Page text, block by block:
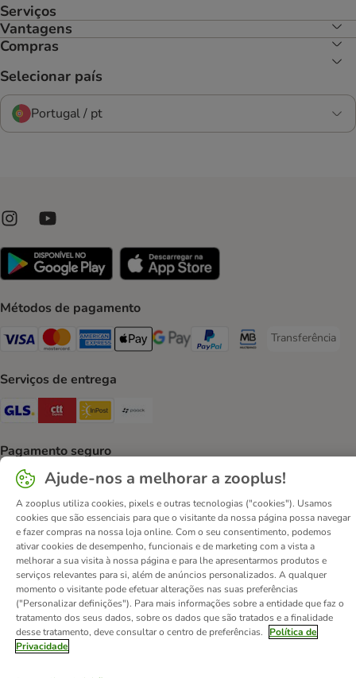
Serviços
Vantagens
Compras
Selecionar país
Portugal / pt
Métodos de pagamento
Visa Payment Method
Mastercard Payment Method
American Express Payment Method
Apple Pay Payment Method
Google Pay Payment Method
PayPal Payment Method
Multibanco Payment
Transferência
Transferência
Serviços de entrega
GLS Shipping Method
CTTExpress Shipping Method
Pagamento seguro
Security Security Security
Contactos Custos de envio
Aviso legal
Condições gerais de utilização
Formulário de retratação
Métodos de pagamento
Quem somos DSA
Emprego
Política de privacidade
Ajude-nos a melhorar a zooplus!
A zooplus utiliza cookies, pixels e outras tecnologias ("cookies"). Usamos
cookies que são essenciais para que o visitante da nossa página possa navegar
e fazer compras na nossa loja online. Com o seu consentimento, podemos
ativar cookies de desempenho, funcionais e de marketing com a vista a
melhorar a sua visita à nossa página e para lhe apresentarmos produtos e
serviços relevantes para si, além de anúncios personalizados. A qualquer
momento o visitante pode efetuar alterações nas suas preferências
("Personalizar definições"). Para mais informações sobre a entidade que faz o
tratamento dos seus dados, sobre os dados que são tratados e a finalidade
desse tratamento, deve consultar o centro de preferências.
Política de
Privacidade